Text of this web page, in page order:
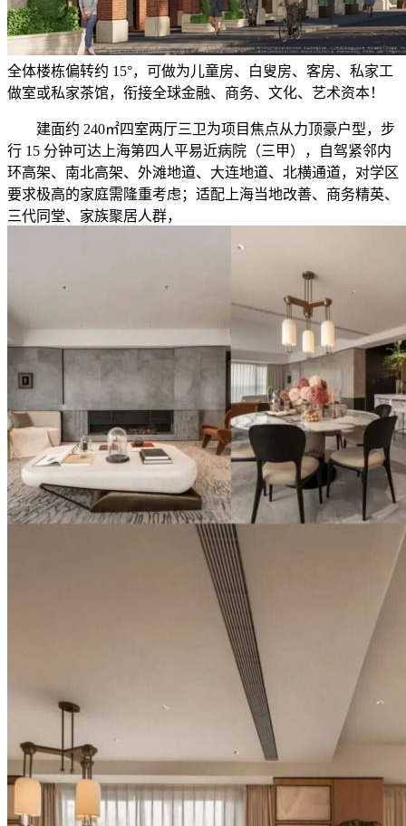
全体楼栋偏转约 15°，可做为儿童房、白叟房、客房、私家工
做室或私家茶馆，衔接全球金融、商务、文化、艺术资本！
建面约 240㎡四室两厅三卫为项目焦点从力顶豪户型，步
行 15 分钟可达上海第四人平易近病院（三甲），自驾紧邻内
环高架、南北高架、外滩地道、大连地道、北横通道，对学区
要求极高的家庭需隆重考虑；适配上海当地改善、商务精英、
三代同堂、家族聚居人群，